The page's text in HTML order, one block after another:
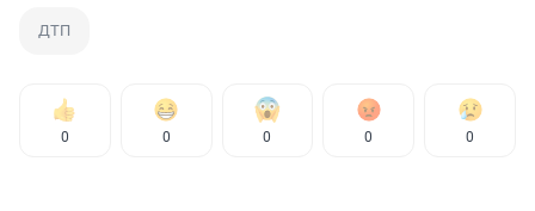
ДТП
0 0 0 0 0